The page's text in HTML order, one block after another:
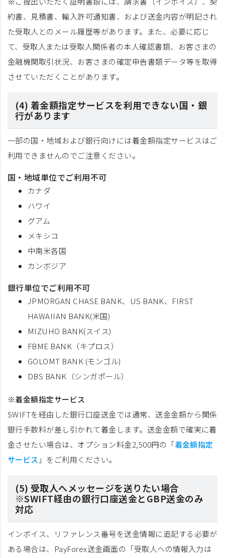
約書、見積書、輸入許可通知書、および送金内容が明記され
た受取人とのメール履歴等があります。また、必要に応じ
て、受取人または受取人関係者の本人確認書類、お客さまの
金融機関取引状況、お客さまの確定申告書類データ等を取得
させていただくことがあります。
(4) 着金額指定サービスを利用できない国・銀
行があります
一部の国・地域および銀行向けには着金額指定サービスはご
利用できませんのでご注意ください。
国・地域単位でご利用不可
カナダ
ハワイ
グアム
メキシコ
中南米各国
カンボジア
銀行単位でご利用不可
JPMORGAN CHASE BANK、US BANK、FIRST
HAWAIIAN BANK(米国)
MIZUHO BANK(スイス)
FBME BANK（キプロス）
GOLOMT BANK (モンゴル)
DBS BANK（シンガポール）
※着金額指定サービス
SWIFTを経由した銀行口座送金では通常、送金金額から関係
銀行手数料が差し引かれて着金します。送金金額で確実に着
金させたい場合は、オプション料金2,500円の「着金額指定
サービス 」をご利用ください。
(5) 受取人へメッセージを送りたい場合
※SWIFT経由の銀行口座送金とGBP送金のみ
対応
インボイス、リファレンス番号を送金情報に追記する必要が
ある場合は、PayForex送金画面の「受取人への情報入力は